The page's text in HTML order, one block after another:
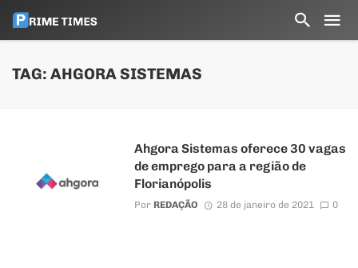
TAG: AHGORA SISTEMAS
Ahgora Sistemas oferece 30 vagas
de emprego para a região de
Florianópolis
Por REDAÇÃO 28 de janeiro de 2021 0